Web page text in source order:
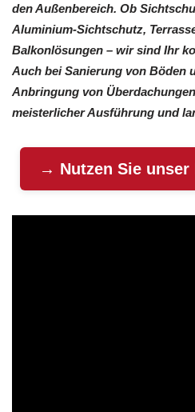
den Außenbereich. Ob
Aluminium-Sichtschutz,
Balkonlösungen – wir sind Ihr
Auch bei Sanierung von Böden
Anbringung von
meisterlicher Ausführung und
→ Nutzen Sie